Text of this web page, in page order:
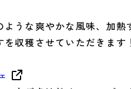
うな爽やかな風味、加熱
収穫させていただきます